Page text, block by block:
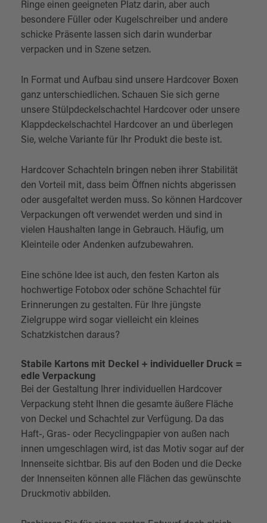
Ringe einen geeigneten Platz darin, aber auch
besondere Füller oder Kugelschreiber und andere
schicke Präsente lassen sich darin wunderbar
verpacken und in Szene setzen.
In Format und Aufbau sind unsere Hardcover Boxen
ganz unterschiedlichen. Schauen Sie sich gerne
unsere Stülpdeckelschachtel Hardcover oder unsere
Klappdeckelschachtel Hardcover an und überlegen
Sie, welche Variante für Ihr Produkt die beste ist.
Hardcover Schachteln bringen neben ihrer Stabilität
den Vorteil mit, dass beim Öffnen nichts abgerissen
oder ausgefaltet werden muss. So können Hardcover
Verpackungen oft verwendet werden und sind in
vielen Haushalten lange in Gebrauch. Häufig, um
Kleinteile oder Andenken aufzubewahren.
Eine schöne Idee ist auch, den festen Karton als
hochwertige Fotobox oder schöne Schachtel für
Erinnerungen zu gestalten. Für Ihre jüngste
Zielgruppe wird sogar vielleicht ein kleines
Schatzkistchen daraus?
Stabile Kartons mit Deckel + individueller Druck =
edle Verpackung
Bei der Gestaltung Ihrer individuellen Hardcover
Verpackung steht Ihnen die gesamte äußere Fläche
von Deckel und Schachtel zur Verfügung. Da das
Haft-, Gras- oder Recyclingpapier von außen nach
innen umgeschlagen wird, ist das Motiv sogar auf der
Innenseite sichtbar. Bis auf den Boden und die Decke
der Innenseiten können alle Flächen das gewünschte
Druckmotiv abbilden.